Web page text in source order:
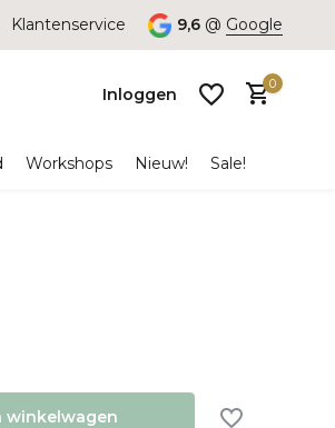
Klantenservice 9,6 @ Google
Inloggen
0
Workshops Nieuw! Sale!
winkelwagen